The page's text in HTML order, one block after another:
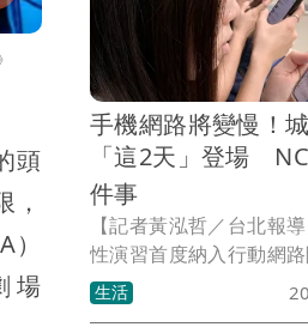
頭
場
手機網路將變慢！
「這2天」登場
件事
【記者黃泓哲／台北報
性演習首度納入行動網
別於8月10日及8月13日
區實施。國家通訊傳播委
生活